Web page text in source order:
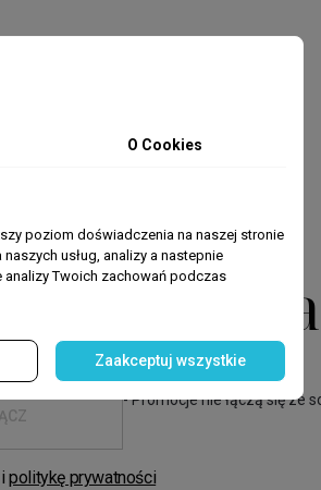
w Elfa
- Promocje nie łączą się ze
politykę prywatności
O Cookies
poziom doświadczenia na naszej stronie
usług, analizy a nastepnie
Twoich zachowań podczas
Zaakceptuj wszystkie